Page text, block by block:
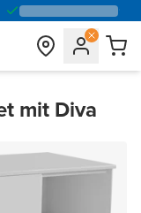
mit Diva